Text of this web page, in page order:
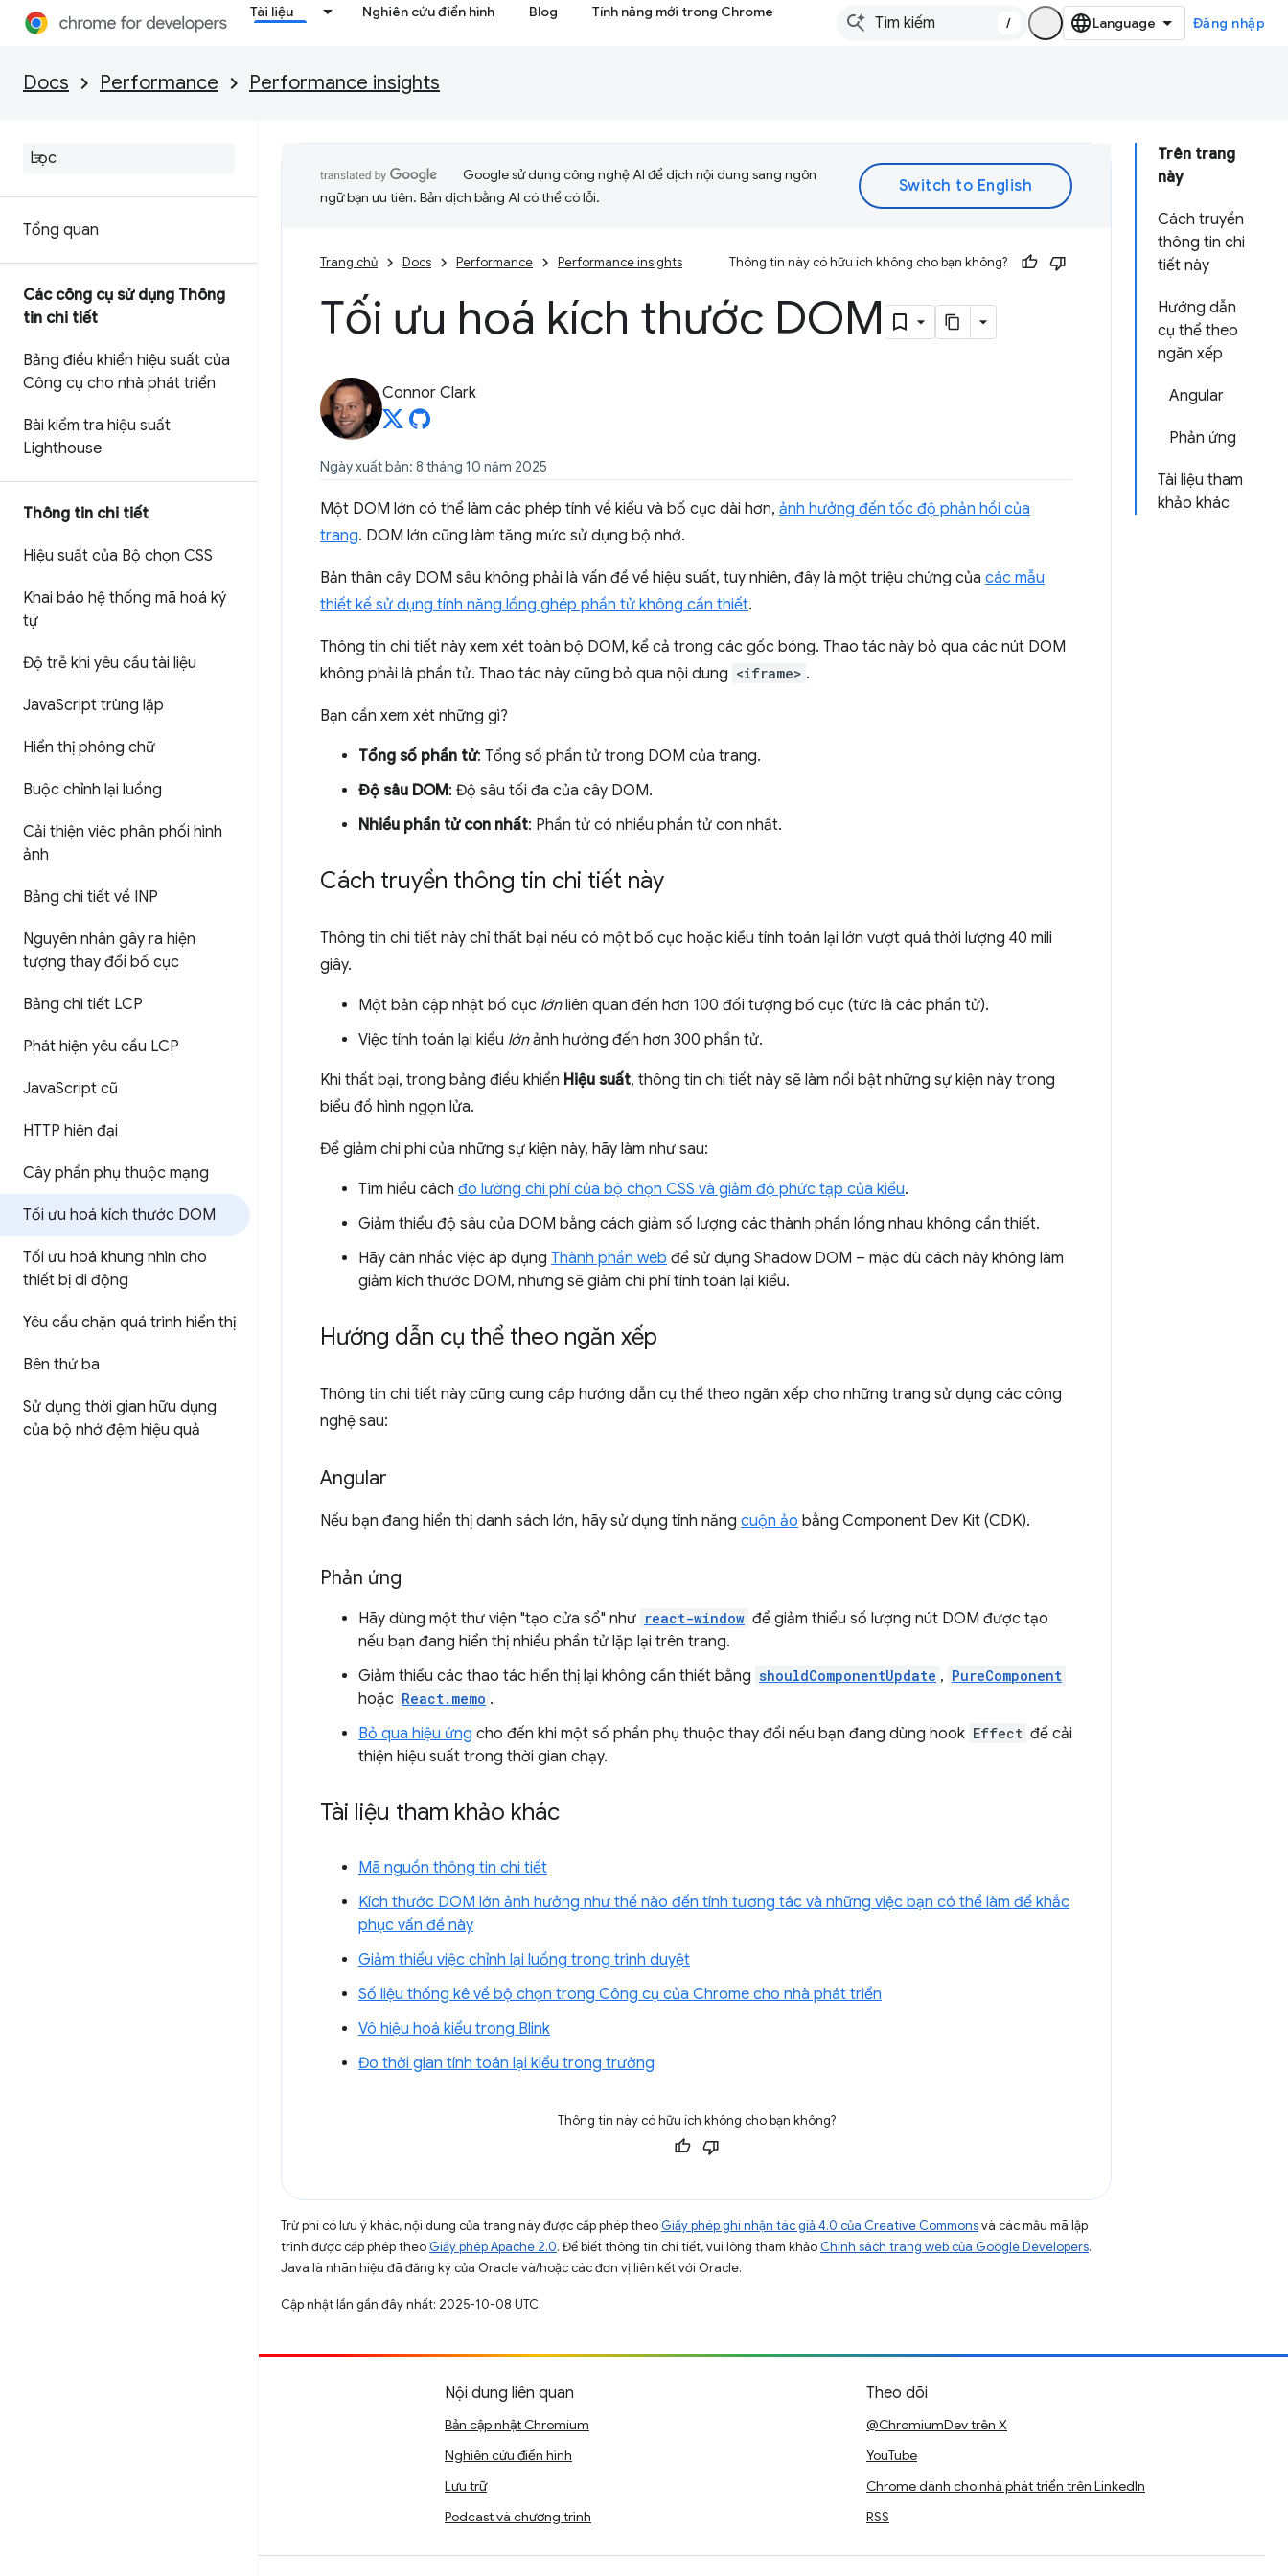
Tài liệu Nghiên cứu điển hình Blog Tính năng mới trong Chrome
/ Đăng nhập
Docs Performance Performance insights
Tổng quan
Các công cụ sử dụng Thông
tin chi tiết
Bảng điều khiển hiệu suất của
Công cụ cho nhà phát triển
Bài kiểm tra hiệu suất
Lighthouse
Thông tin chi tiết
Hiệu suất của Bộ chọn CSS
Khai báo hệ thống mã hoá ký
tự
Độ trễ khi yêu cầu tài liệu
JavaScript trùng lặp
Hiển thị phông chữ
Buộc chỉnh lại luồng
Cải thiện việc phân phối hình
ảnh
Bảng chi tiết về INP
Nguyên nhân gây ra hiện
tượng thay đổi bố cục
Bảng chi tiết LCP
Phát hiện yêu cầu LCP
JavaScript cũ
HTTP hiện đại
Cây phần phụ thuộc mạng
Tối ưu hoá kích thước DOM
Tối ưu hoá khung nhìn cho
thiết bị di động
Yêu cầu chặn quá trình hiển thị
Bên thứ ba
Sử dụng thời gian hữu dụng
của bộ nhớ đệm hiệu quả
Trên trang
này
Cách truyền
thông tin chi
tiết này
Hướng dẫn
cụ thể theo
ngăn xếp
Angular
Phản ứng
Tài liệu tham
khảo khác
Google sử dụng công nghệ AI để dịch nội dung sang ngôn
ngữ bạn ưu tiên. Bản dịch bằng AI có thể có lỗi.
Trang chủ Docs Performance Performance insights Thông tin này có hữu ích không cho bạn không?
Tối ưu hoá kích thước DOM
Connor Clark
Ngày xuất bản: 8 tháng 10 năm 2025
Một DOM lớn có thể làm các phép tính về kiểu và bố cục dài hơn, ảnh hưởng đến tốc độ phản hồi của
trang. DOM lớn cũng làm tăng mức sử dụng bộ nhớ.
Bản thân cây DOM sâu không phải là vấn đề về hiệu suất, tuy nhiên, đây là một triệu chứng của các mẫu
thiết kế sử dụng tính năng lồng ghép phần tử không cần thiết.
Thông tin chi tiết này xem xét toàn bộ DOM, kể cả trong các gốc bóng. Thao tác này bỏ qua các nút DOM
không phải là phần tử. Thao tác này cũng bỏ qua nội dung <iframe> .
Bạn cần xem xét những gì?
Tổng số phần tử: Tổng số phần tử trong DOM của trang.
Độ sâu DOM: Độ sâu tối đa của cây DOM.
Nhiều phần tử con nhất: Phần tử có nhiều phần tử con nhất.
Cách truyền thông tin chi tiết này
Thông tin chi tiết này chỉ thất bại nếu có một bố cục hoặc kiểu tính toán lại lớn vượt quá thời lượng 40 mili
giây.
Một bản cập nhật bố cục lớnliên quan đến hơn 100 đối tượng bố cục (tức là các phần tử).
Việc tính toán lại kiểu lớnảnh hưởng đến hơn 300 phần tử.
Khi thất bại, trong bảng điều khiển Hiệu suất, thông tin chi tiết này sẽ làm nổi bật những sự kiện này trong
biểu đồ hình ngọn lửa.
Để giảm chi phí của những sự kiện này, hãy làm như sau:
Tìm hiểu cách đo lường chi phí của bộ chọn CSS và giảm độ phức tạp của kiểu.
Giảm thiểu độ sâu của DOM bằng cách giảm số lượng các thành phần lồng nhau không cần thiết.
Hãy cân nhắc việc áp dụng Thành phần web để sử dụng Shadow DOM – mặc dù cách này không làm
giảm kích thước DOM, nhưng sẽ giảm chi phí tính toán lại kiểu.
Hướng dẫn cụ thể theo ngăn xếp
Thông tin chi tiết này cũng cung cấp hướng dẫn cụ thể theo ngăn xếp cho những trang sử dụng các công
nghệ sau:
Angular
Nếu bạn đang hiển thị danh sách lớn, hãy sử dụng tính năng cuộn ảo bằng Component Dev Kit (CDK).
Phản ứng
Hãy dùng một thư viện "tạo cửa sổ" như react-window để giảm thiểu số lượng nút DOM được tạo
nếu bạn đang hiển thị nhiều phần tử lặp lại trên trang.
Giảm thiểu các thao tác hiển thị lại không cần thiết bằng shouldComponentUpdate , PureComponent
hoặc React.memo .
Bỏ qua hiệu ứng cho đến khi một số phần phụ thuộc thay đổi nếu bạn đang dùng hook Effect để cải
thiện hiệu suất trong thời gian chạy.
Tài liệu tham khảo khác
Mã nguồn thông tin chi tiết
Kích thước DOM lớn ảnh hưởng như thế nào đến tính tương tác và những việc bạn có thể làm để khắc
phục vấn đề này
Giảm thiểu việc chỉnh lại luồng trong trình duyệt
Số liệu thống kê về bộ chọn trong Công cụ của Chrome cho nhà phát triển
Vô hiệu hoá kiểu trong Blink
Đo thời gian tính toán lại kiểu trong trường
Thông tin này có hữu ích không cho bạn không?
Trừ phi có lưu ý khác, nội dung của trang này được cấp phép theo Giấy phép ghi nhận tác giả 4.0 của Creative Commonsvà các mẫu mã lập
trình được cấp phép theo Giấy phép Apache 2.0. Để biết thông tin chi tiết, vui lòng tham khảo Chính sách trang web của Google Developers.
Java là nhãn hiệu đã đăng ký của Oracle và/hoặc các đơn vị liên kết với Oracle.
Cập nhật lần gần đây nhất: 2025-10-08 UTC.
Nội dung liên quan
Bản cập nhật Chromium
Nghiên cứu điển hình
Lưu trữ
Podcast và chương trình
Theo dõi
@ChromiumDev trên X
YouTube
Chrome dành cho nhà phát triển trên LinkedIn
RSS